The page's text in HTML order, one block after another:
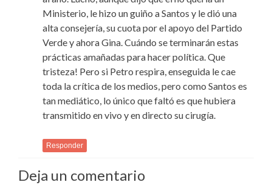
Ministerio, le hizo un guiño a Santos y le dió una
alta consejería, su cuota por el apoyo del Partido
Verde y ahora Gina. Cuándo se terminarán estas
prácticas amañadas para hacer política. Que
tristeza! Pero si Petro respira, enseguida le cae
toda la crítica de los medios, pero como Santos es
tan mediático, lo único que faltó es que hubiera
transmitido en vivo y en directo su cirugía.
Responder
Deja un comentario